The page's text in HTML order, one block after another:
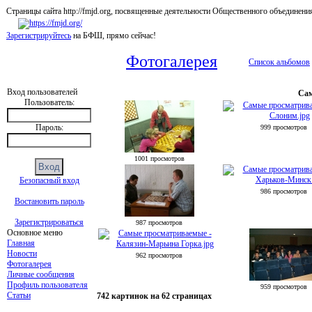
Страницы сайта http://fmjd.org, посвященные деятельности Общественного
Зарегистрируйтесь на БФШ, прямо сейчас!
Вход пользователей
Пользователь:
Пароль:
Безопасный вход
Востановить пароль
Зарегистрироваться
Основное меню
Главная
Новости
Фотогалерея
Личные сообщения
Профиль пользователя
Статьи
Фотогалерея Список альбомов
1001 просмотров
999 просмотров
987 просмотров
986 просмотров
962 просмотров
959 просмотров
742 картинок на 62 страницах